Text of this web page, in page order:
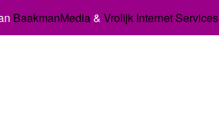
BaakmanMedia& Vrolijk Internet Services